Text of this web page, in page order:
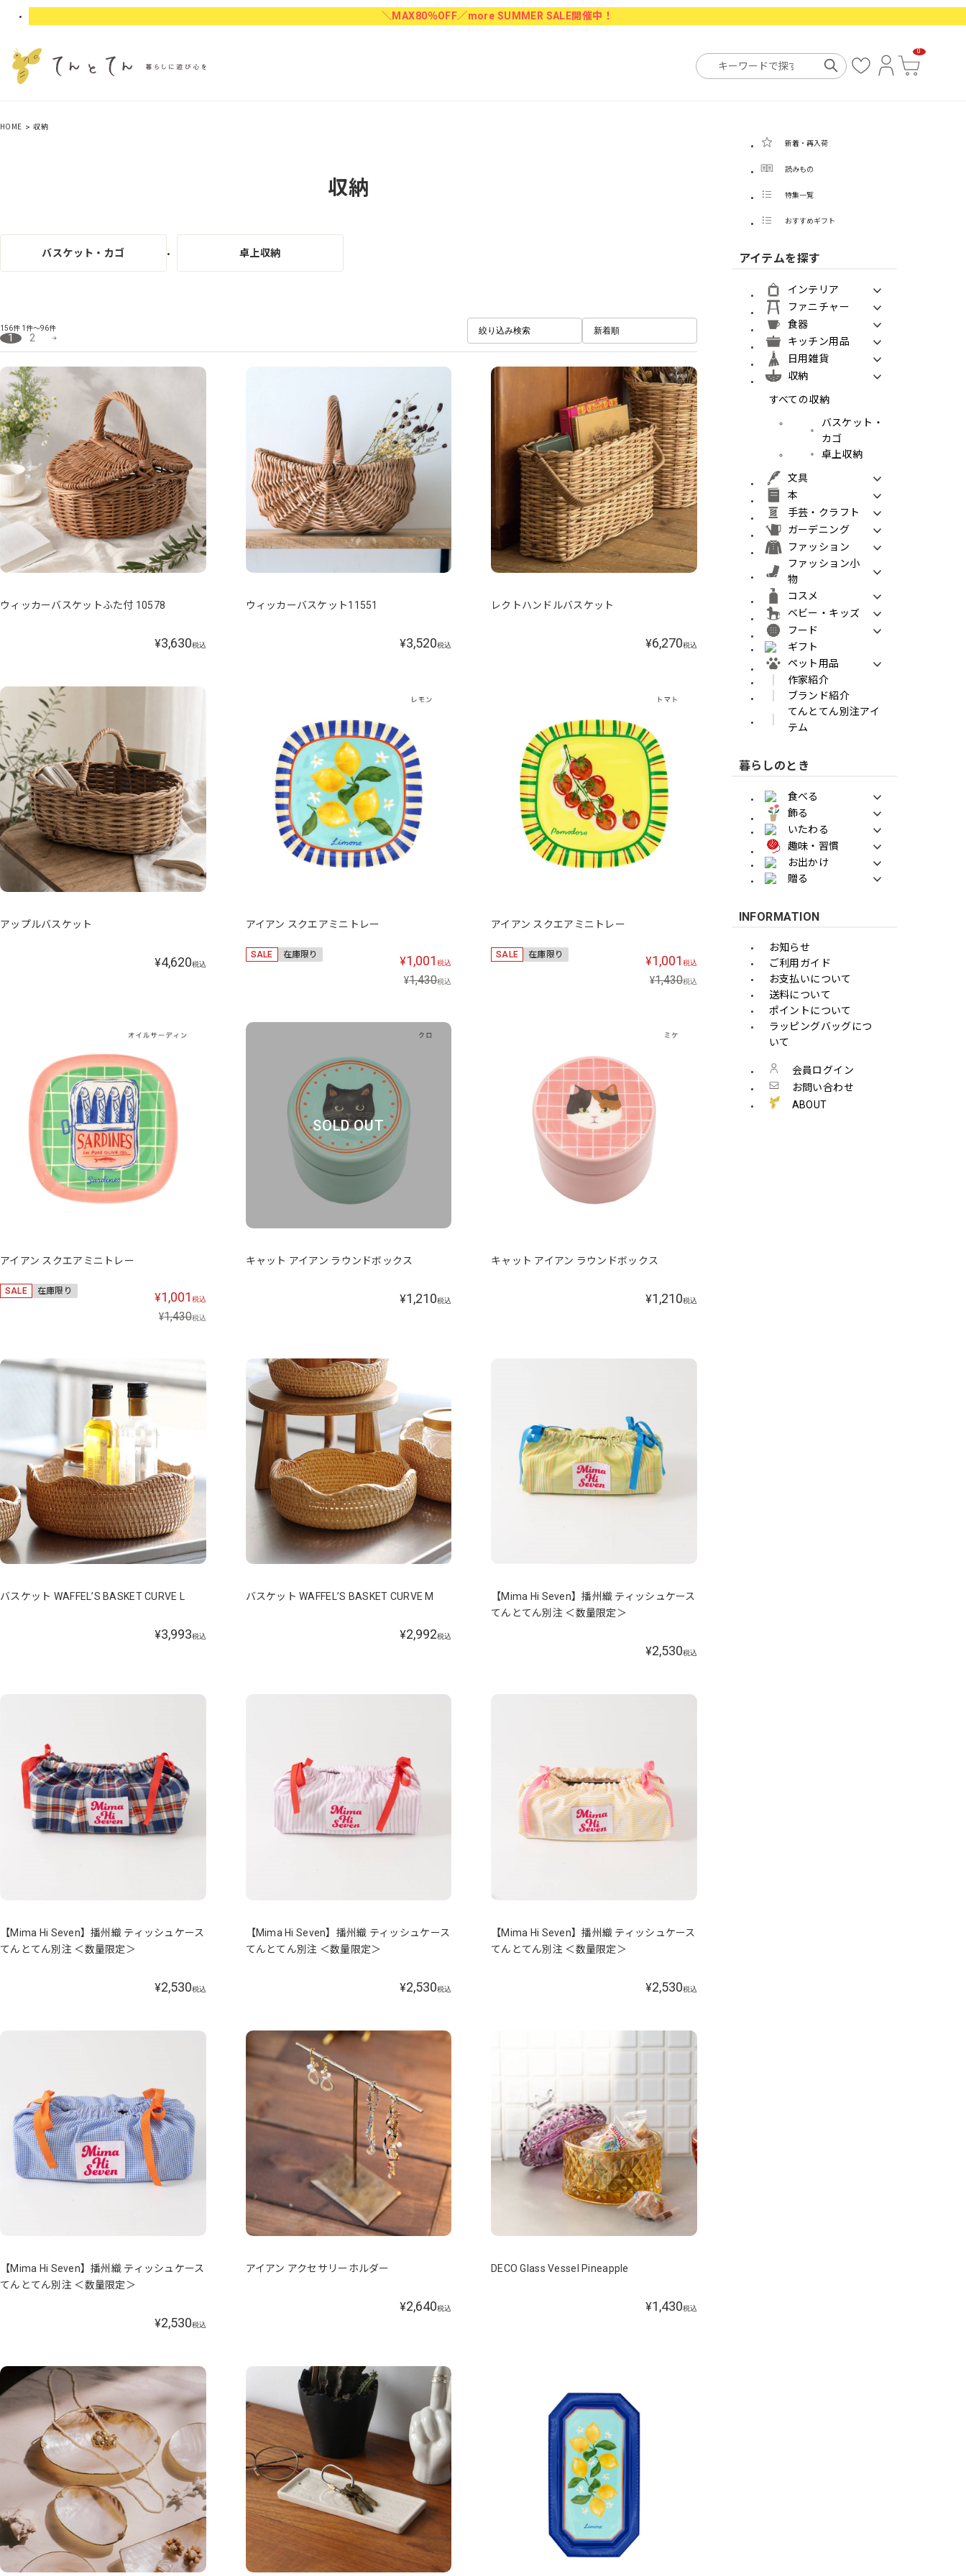
＼MAX80％OFF／more SUMMER SALE開催中！
0
HOME 収納
収納
バスケット・カゴ 卓上収納
156件 1件～96件
1 2
絞り込み検索 新着順
ウィッカーバスケットふた付 10578
¥3,630税込
ウィッカーバスケット11551
¥3,520税込
レクトハンドルバスケット
¥6,270税込
アップルバスケット
¥4,620税込
アイアン スクエアミニトレー
SALE 在庫限り ¥1,001税込
¥1,430税込
アイアン スクエアミニトレー
SALE 在庫限り ¥1,001 税込
¥1,430税込
アイアン スクエアミニトレー
SALE 在庫限り ¥1,001 税込
¥1,430税込
SOLD OUT
キャット アイアン ラウンドボックス
¥1,210税込
キャット アイアン ラウンドボックス
¥1,210税込
バスケット WAFFEL’S BASKET CURVE L
¥3,993税込
バスケット WAFFEL’S BASKET CURVE M
¥2,992税込
【Mima Hi Seven】播州織 ティッシュケース
てんとてん別注 ＜数量限定＞
¥2,530税込
【Mima Hi Seven】播州織 ティッシュケース
てんとてん別注 ＜数量限定＞
¥2,530税込
【Mima Hi Seven】播州織 ティッシュケース
てんとてん別注 ＜数量限定＞
¥2,530税込
【Mima Hi Seven】播州織 ティッシュケース
てんとてん別注 ＜数量限定＞
¥2,530税込
【Mima Hi Seven】播州織 ティッシュケース
てんとてん別注 ＜数量限定＞
¥2,530税込
アイアン アクセサリーホルダー
¥2,640税込
DECO Glass Vessel Pineapple
¥1,430税込
新着・再入荷
読みもの
特集一覧
おすすめギフト
アイテムを探す
インテリア
ファニチャー
食器
キッチン用品
日用雑貨
収納
すべての収納
バスケット・
カゴ
卓上収納
文具
本
手芸・クラフト
ガーデニング
ファッション
ファッション小
物
コスメ
ベビー・キッズ
フード
ギフト
ペット用品
作家紹介
ブランド紹介
てんとてん別注アイ
テム
暮らしのとき
食べる
飾る
いたわる
趣味・習慣
お出かけ
贈る
INFORMATION
お知らせ
ご利用ガイド
お支払いについて
送料について
ポイントについて
ラッピングバッグにつ
いて
会員ログイン
お問い合わせ
ABOUT